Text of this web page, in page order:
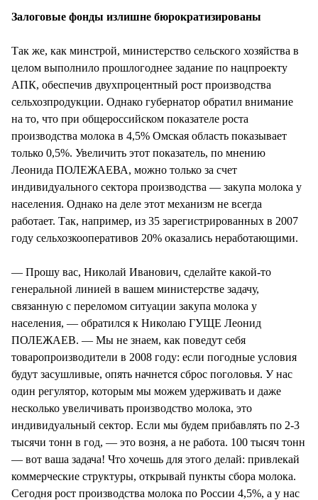
Залоговые фонды излишне бюрократизированы
Так же, как минстрой, министерство сельского хозяйства в
целом выполнило прошлогоднее задание по нацпроекту
АПК, обеспечив двухпроцентный рост производства
сельхозпродукции. Однако губернатор обратил внимание
на то, что при общероссийском показателе роста
производства молока в 4,5% Омская область показывает
только 0,5%. Увеличить этот показатель, по мнению
Леонида ПОЛЕЖАЕВА, можно только за счет
индивидуального сектора производства — закупа молока у
населения. Однако на деле этот механизм не всегда
работает. Так, например, из 35 зарегистрированных в 2007
году сельхозкооперативов 20% оказались неработающими.
— Прошу вас, Николай Иванович, сделайте какой-то
генеральной линией в вашем министерстве задачу,
связанную с переломом ситуации закупа молока у
населения, — обратился к Николаю ГУЩЕ Леонид
ПОЛЕЖАЕВ. — Мы не знаем, как поведут себя
товаропроизводители в 2008 году: если погодные условия
будут засушливые, опять начнется сброс поголовья. У нас
один регулятор, которым мы можем удерживать и даже
несколько увеличивать производство молока, это
индивидуальный сектор. Если мы будем прибавлять по 2-3
тысячи тонн в год, — это возня, а не работа. 100 тысяч тонн
— вот ваша задача! Что хочешь для этого делай: привлекай
коммерческие структуры, открывай пункты сбора молока.
Сегодня рост производства молока по России 4,5%, а у нас